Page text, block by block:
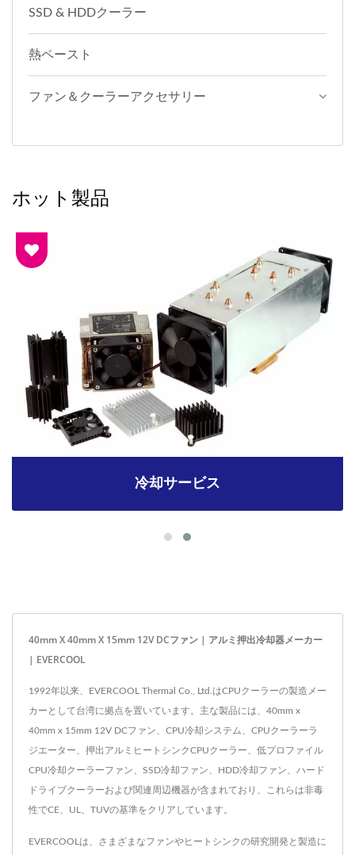
SSD & HDDクーラー
熱ペースト
ファン＆クーラーアクセサリー
ホット製品
冷却サービス
40mm X 40mm X 15mm 12V DCファン | アルミ押出冷却器メーカー
| EVERCOOL
1992年以来、EVERCOOL Thermal Co., Ltd.はCPUクーラーの製造メー
カーとして台湾に拠点を置いています。主な製品には、40mm x
40mm x 15mm 12V DCファン、CPU冷却システム、CPUクーラーラ
ジエーター、押出アルミヒートシンクCPUクーラー、低プロファイル
CPU冷却クーラーファン、SSD冷却ファン、HDD冷却ファン、ハード
ドライブクーラーおよび関連周辺機器が含まれており、これらは非毒
性でCE、UL、TUVの基準をクリアしています。
EVERCOOLは、さまざまなファンやヒートシンクの研究開発と製造に